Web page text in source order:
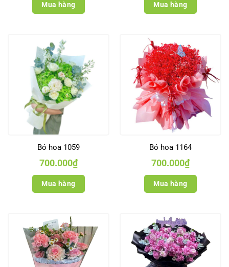
Mua hàng Mua hàng
Bó hoa 1059
700.000₫
Mua hàng
Bó hoa 1164
700.000₫
Mua hàng